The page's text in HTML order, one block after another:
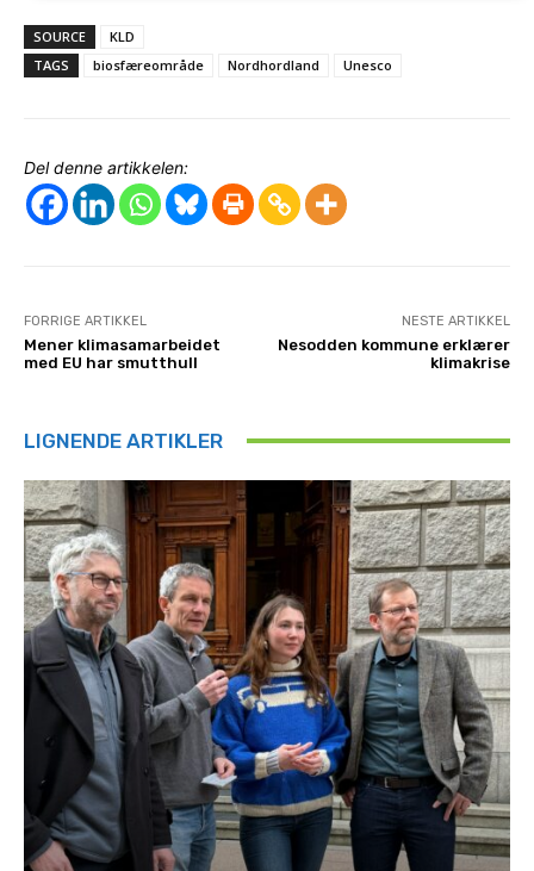
SOURCE
KLD
TAGS
biosfæreområde Nordhordland Unesco
Del denne artikkelen:
FORRIGE ARTIKKEL
Mener klimasamarbeidet
med EU har smutthull
NESTE ARTIKKEL
Nesodden kommune erklærer
klimakrise
LIGNENDE ARTIKLER